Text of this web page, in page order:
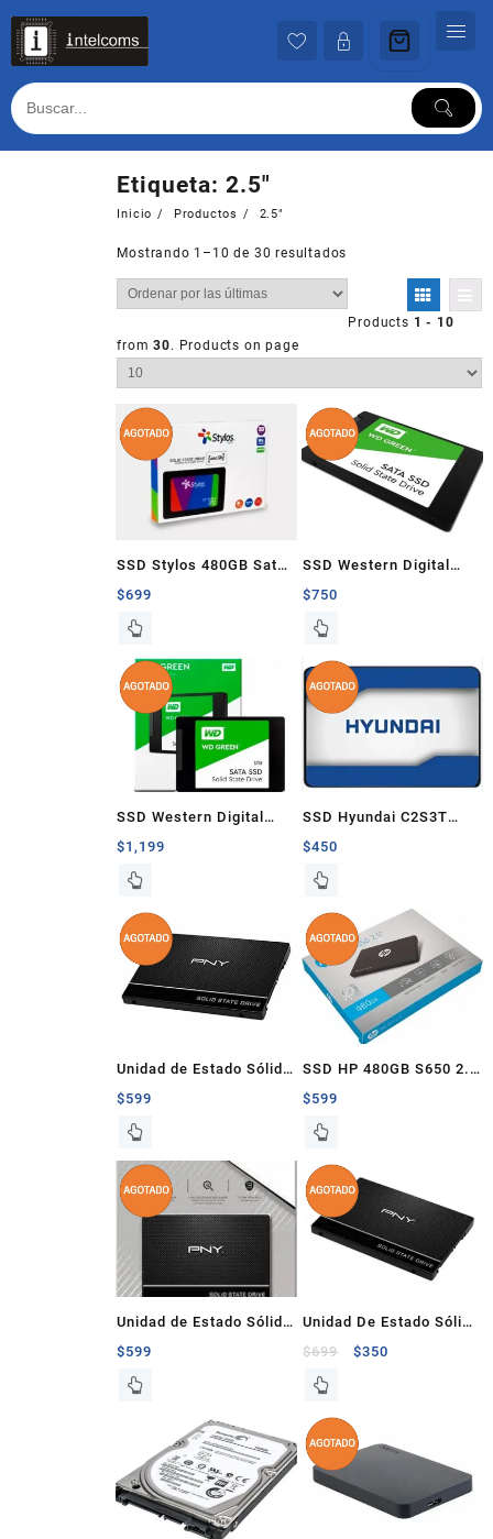
contenido
Etiqueta:2.5"
Inicio Productos 2.5"
Mostrando 1–10 de 30 resultados
Products 1 - 10
from30. Products on page
SSD Stylos 480GB Sata
2.5 Pulgadas
$699
SSD Western Digital
Green 480GB
$750
SSD Western Digital
Green 1TB Sata 2.5
Pulgadas
$1,199
SSD Hyundai C2S3T
256GB Sata 2.5
Pulgadas
$450
Unidad de Estado Sólido
PNY 480GB 2.5″ Sata
CS900
$599
SSD HP 480GB S650 2.5
Pulgadas Sata
$599
Unidad de Estado Sólido
PNY 500GB 2.5″ Sata
CS900
$599
Unidad De Estado Sólido
PNY 240Gb 2.5″ Sata
6Gb/s – Usado
$699 $350